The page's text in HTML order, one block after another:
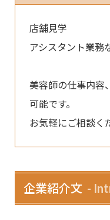
店舗見学
アシスタント業務
美容師の仕事内容
可能です。
お気軽にご相談く
企業紹介文